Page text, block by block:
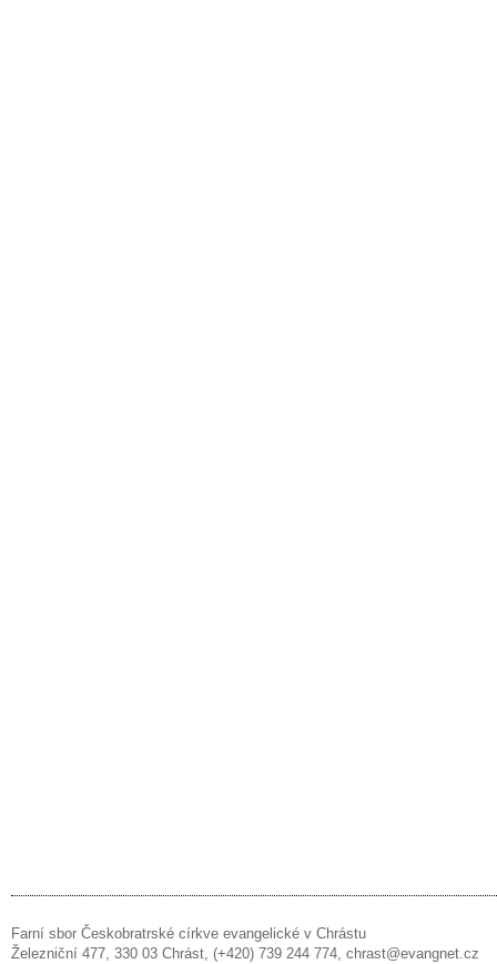
Farní sbor Českobratrské církve evangelické v Chrástu
Železniční 477, 330 03 Chrást, (+420) 739 244 774, chrast@evangnet.cz